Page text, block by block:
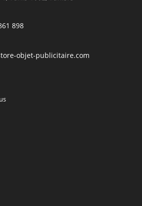
898
objet-publicitaire.com